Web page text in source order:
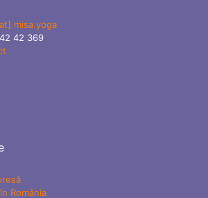
misa.yoga
42 369
România